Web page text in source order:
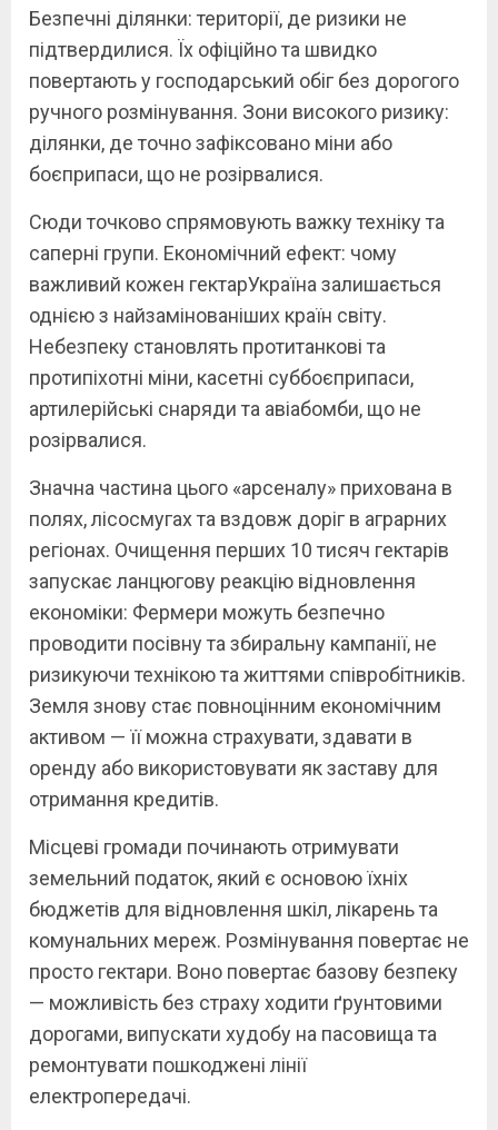
Безпечні ділянки: території, де ризики не
підтвердилися. Їх офіційно та швидко
повертають у господарський обіг без дорогого
ручного розмінування. Зони високого ризику:
ділянки, де точно зафіксовано міни або
боєприпаси, що не розірвалися.
Сюди точково спрямовують важку техніку та
саперні групи. Економічний ефект: чому
важливий кожен гектарУкраїна залишається
однією з найзамінованіших країн світу.
Небезпеку становлять протитанкові та
протипіхотні міни, касетні суббоєприпаси,
артилерійські снаряди та авіабомби, що не
розірвалися.
Значна частина цього «арсеналу» прихована в
полях, лісосмугах та вздовж доріг в аграрних
регіонах. Очищення перших 10 тисяч гектарів
запускає ланцюгову реакцію відновлення
економіки: Фермери можуть безпечно
проводити посівну та збиральну кампанії, не
ризикуючи технікою та життями співробітників.
Земля знову стає повноцінним економічним
активом — її можна страхувати, здавати в
оренду або використовувати як заставу для
отримання кредитів.
Місцеві громади починають отримувати
земельний податок, який є основою їхніх
бюджетів для відновлення шкіл, лікарень та
комунальних мереж. Розмінування повертає не
просто гектари. Воно повертає базову безпеку
— можливість без страху ходити ґрунтовими
дорогами, випускати худобу на пасовища та
ремонтувати пошкоджені лінії
електропередачі.